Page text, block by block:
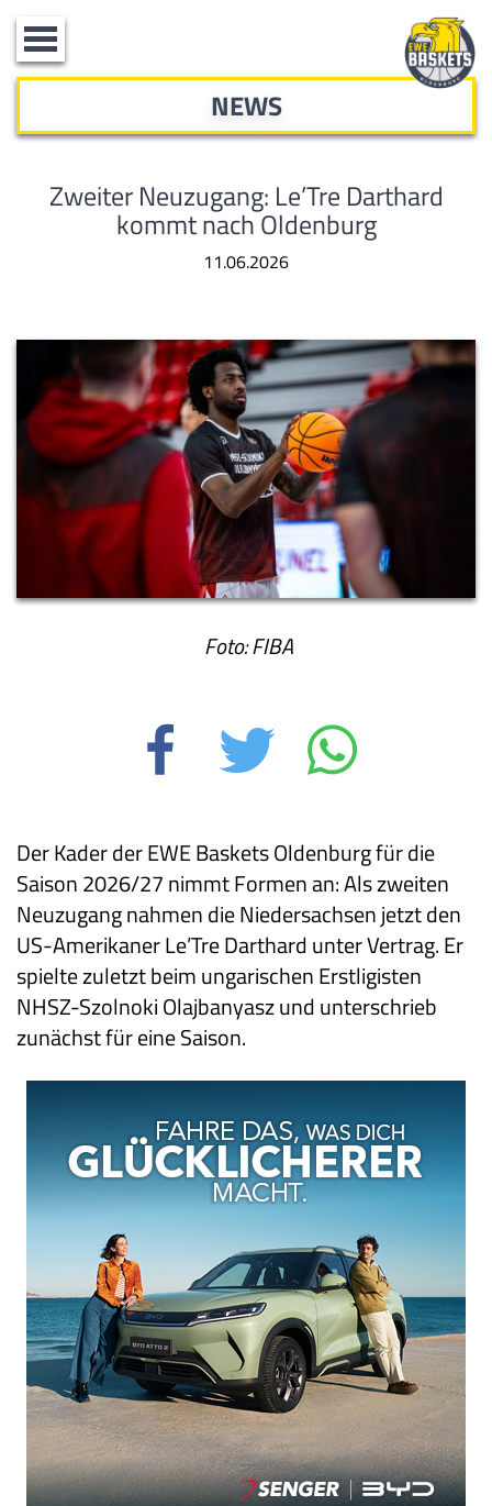
Toggle
navigation
NEWS
Zweiter Neuzugang: Le’Tre Darthard
kommt nach Oldenburg
11.06.2026
Foto: FIBA
Der Kader der EWE Baskets Oldenburg für die
Saison 2026/27 nimmt Formen an: Als zweiten
Neuzugang nahmen die Niedersachsen jetzt den
US-Amerikaner Le’Tre Darthard unter Vertrag. Er
spielte zuletzt beim ungarischen Erstligisten
NHSZ-Szolnoki Olajbanyasz und unterschrieb
zunächst für eine Saison.